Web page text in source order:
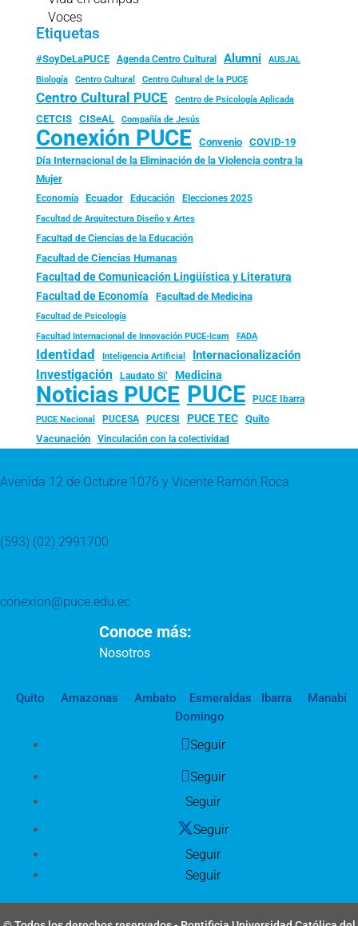
Voces
Etiquetas
#SoyDeLaPUCE Agenda Centro Cultural Alumni
AUSJAL
Biología
Centro Cultural Centro Cultural de la PUCE
Centro Cultural PUCE Centro de Psicología Aplicada
CETCIS CISeAL Compañía de Jesús
Conexión PUCE Convenio
COVID-19
Día Internacional de la Eliminación de la Violencia contra la
Mujer
Economía Ecuador Educación Elecciones 2025
Facultad de Arquitectura Diseño y Artes
Facultad de Ciencias de la Educación
Facultad de Ciencias Humanas
Facultad de Comunicación Lingüística y Literatura
Facultad de Economía Facultad de Medicina
Facultad de Psicología
Facultad Internacional de Innovación PUCE-Icam FADA
Identidad Inteligencia Artificial Internacionalización
Investigación Laudato Si’ Medicina
Noticias PUCE PUCE PUCE Ibarra
PUCE Nacional PUCESA PUCESI PUCE TEC
Quito
Vacunación
Vinculación con la colectividad
Avenida 12 de Octubre 1076 y Vicente Ramón Roca
(593) (02) 2991700
conexion@puce.edu.ec
Conoce más:
Nosotros
Quito Amazonas Ambato Esmeraldas Ibarra
Manabí
Domingo
Seguir
Seguir
Seguir
Seguir
Seguir
Seguir